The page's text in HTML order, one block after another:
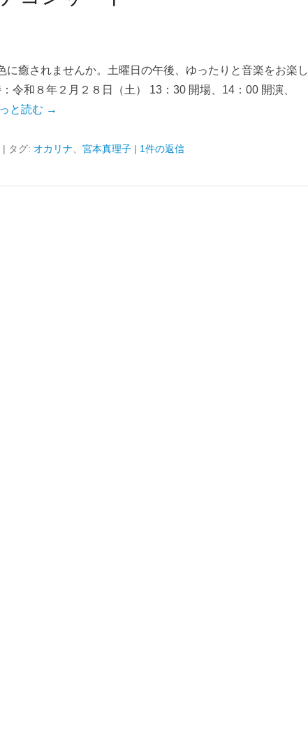
に癒されませんか。土曜日の午後、ゆったりと音楽をお楽し
令和８年２月２８日（土） 13：30 開場、14：00 開演、
と読む →
| タグ: オカリナ 宮本真理子 | 1件の返信